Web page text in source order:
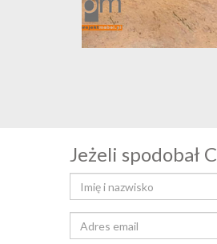
Jeżeli spodobał